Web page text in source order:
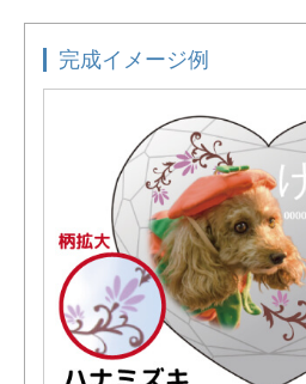
完成イメージ例